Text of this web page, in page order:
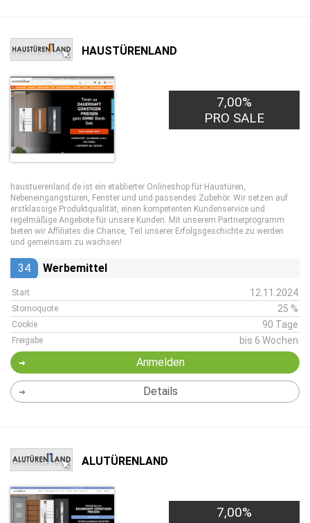
HAUSTÜRENLAND
7,00%
PRO SALE
haustuerenland.de ist ein etablierter Onlineshop für Haustüren,
Nebeneingangstüren, Fenster und und passendes Zubehör. Wir setzen auf
erstklassige Produktqualität, einen kompetenten Kundenservice und
regelmäßige Angebote für unsere Kunden. Mit unserem Partnerprogramm
bieten wir Affiliates die Chance, Teil unserer Erfolgsgeschichte zu werden
und gemeinsam zu wachsen!
34 Werbemittel
Start 12.11.2024
Stornoquote 25 %
Cookie 90 Tage
Freigabe bis 6 Wochen
Anmelden
Details
ALUTÜRENLAND
7,00%